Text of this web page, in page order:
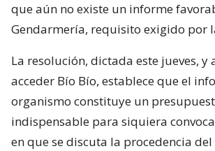
que aún no existe un informe
Gendarmería, requisito exigido por
La resolución, dictada este jueves, y
acceder Bío Bío, establece que el
organismo constituye un
indispensable para siquiera
en que se discuta la procedencia